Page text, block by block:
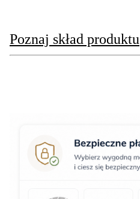
Poznaj skład produktu